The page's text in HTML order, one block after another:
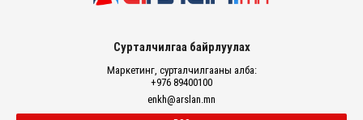
Сурталчилгаа байрлуулах
Маркетинг, сурталчилгааны алба:
+976 89400100
enkh@arslan.mn